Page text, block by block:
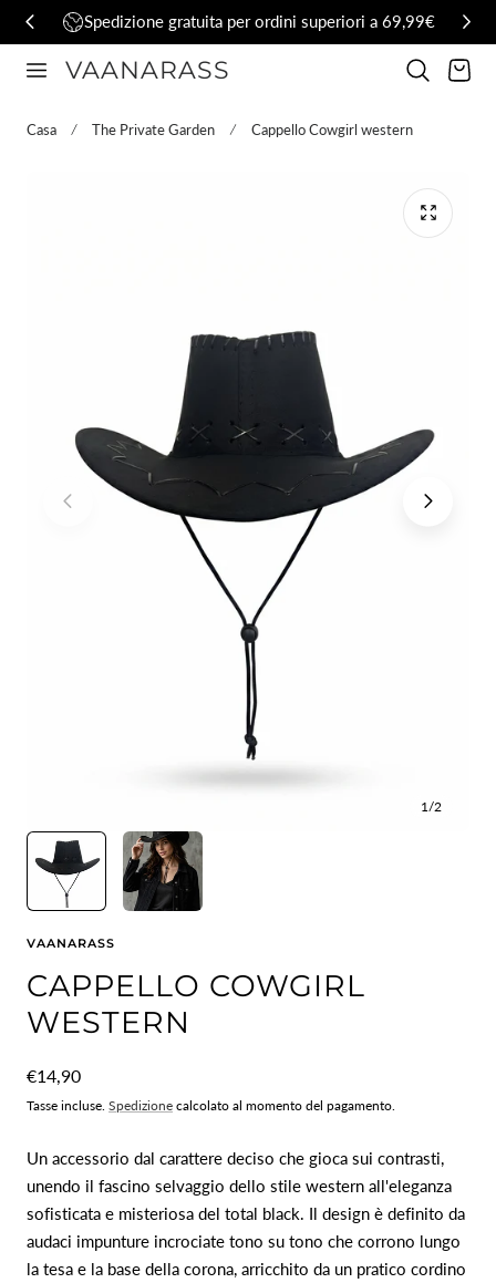
contenutoSpedizione gratuita per ordini superiori a 69,99€
VAANARASS Carrello
Casa The Private Garden Cappello Cowgirl western
1/2
VAANARASS
CAPPELLO COWGIRL
WESTERN
Prezzo
normale
€14,90
Tasse incluse. Spedizione calcolato al momento del pagamento.
Un accessorio dal carattere deciso che gioca sui contrasti,
unendo il fascino selvaggio dello stile western all'eleganza
sofisticata e misteriosa del total black. Il design è definito da
audaci impunture incrociate tono su tono che corrono lungo
la tesa e la base della corona, arricchito da un pratico cordino